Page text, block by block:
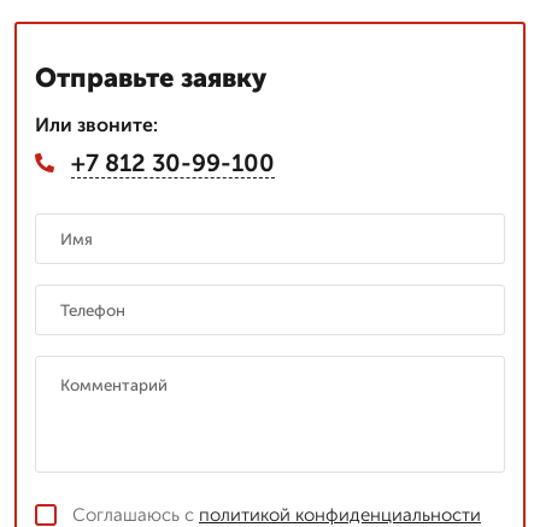
Отправьте заявку
Или звоните:
+7 812 30-99-100
Соглашаюсь с политикой конфиденциальности